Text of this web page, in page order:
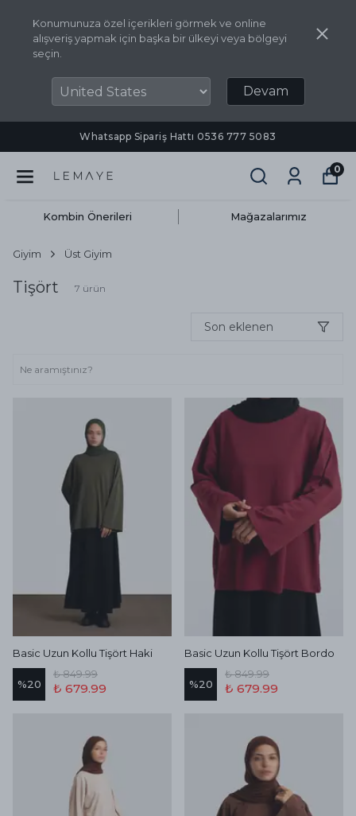
Konumunuza özel içerikleri görmek ve online
alışveriş yapmak için başka bir ülkeyi veya bölgeyi
seçin.
Devam
Whatsapp Sipariş Hattı ‪0536 777 5083‬
0
Kombin Önerileri Mağazalarımız
Giyim Üst Giyim
Tişört 7 ürün
Son eklenen
Basic Uzun Kollu Tişört Haki
%20
₺ 849.99
₺ 679.99
Basic Uzun Kollu Tişört Bordo
%20
₺ 849.99
₺ 679.99